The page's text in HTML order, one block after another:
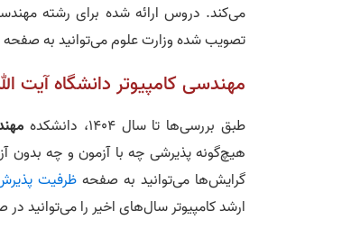
می‌کند. دروس ارائه شده برای رشته
تصویب شده وزارت علوم می‌توانید به صفحه
مهندسی کامپیوتر دانشگاه آیت
طبق بررسی‌ها تا سال 1404، دانشکده
هیچ‌گونه پذیرشی چه با آزمون و چه بدون
گرایش‌ها می‌توانید به صفحه ظرفیت
ارشد کامپیوتر سال‌های اخیر را می‌توانید